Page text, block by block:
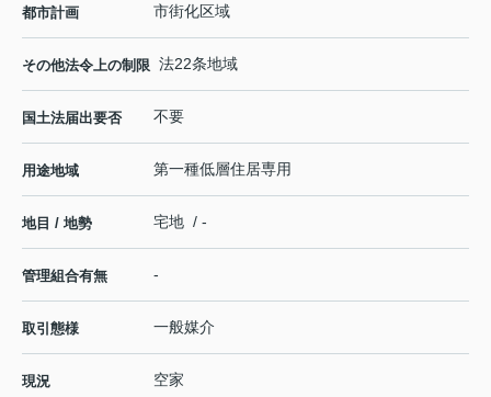
都市計画 市街化区域
その他法令上の制限 法22条地域
国土法届出要否 不要
用途地域 第一種低層住居専用
地目 / 地勢 宅地 / -
管理組合有無 -
取引態様 一般媒介
現況 空家